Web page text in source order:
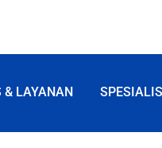
& LAYANAN SPESIALIS